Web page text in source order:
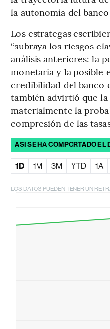
la autonomía del
Los estrategas
“subraya los riesgos
análisis anteriores: la
monetaria y la posible
credibilidad del banco
también advirtió que la
materialmente la
compresión de las
ASÍ SE HA COMPORTADO EL
1D 1M 3M YTD 1A
LOS DATOS PUEDEN TENER UN